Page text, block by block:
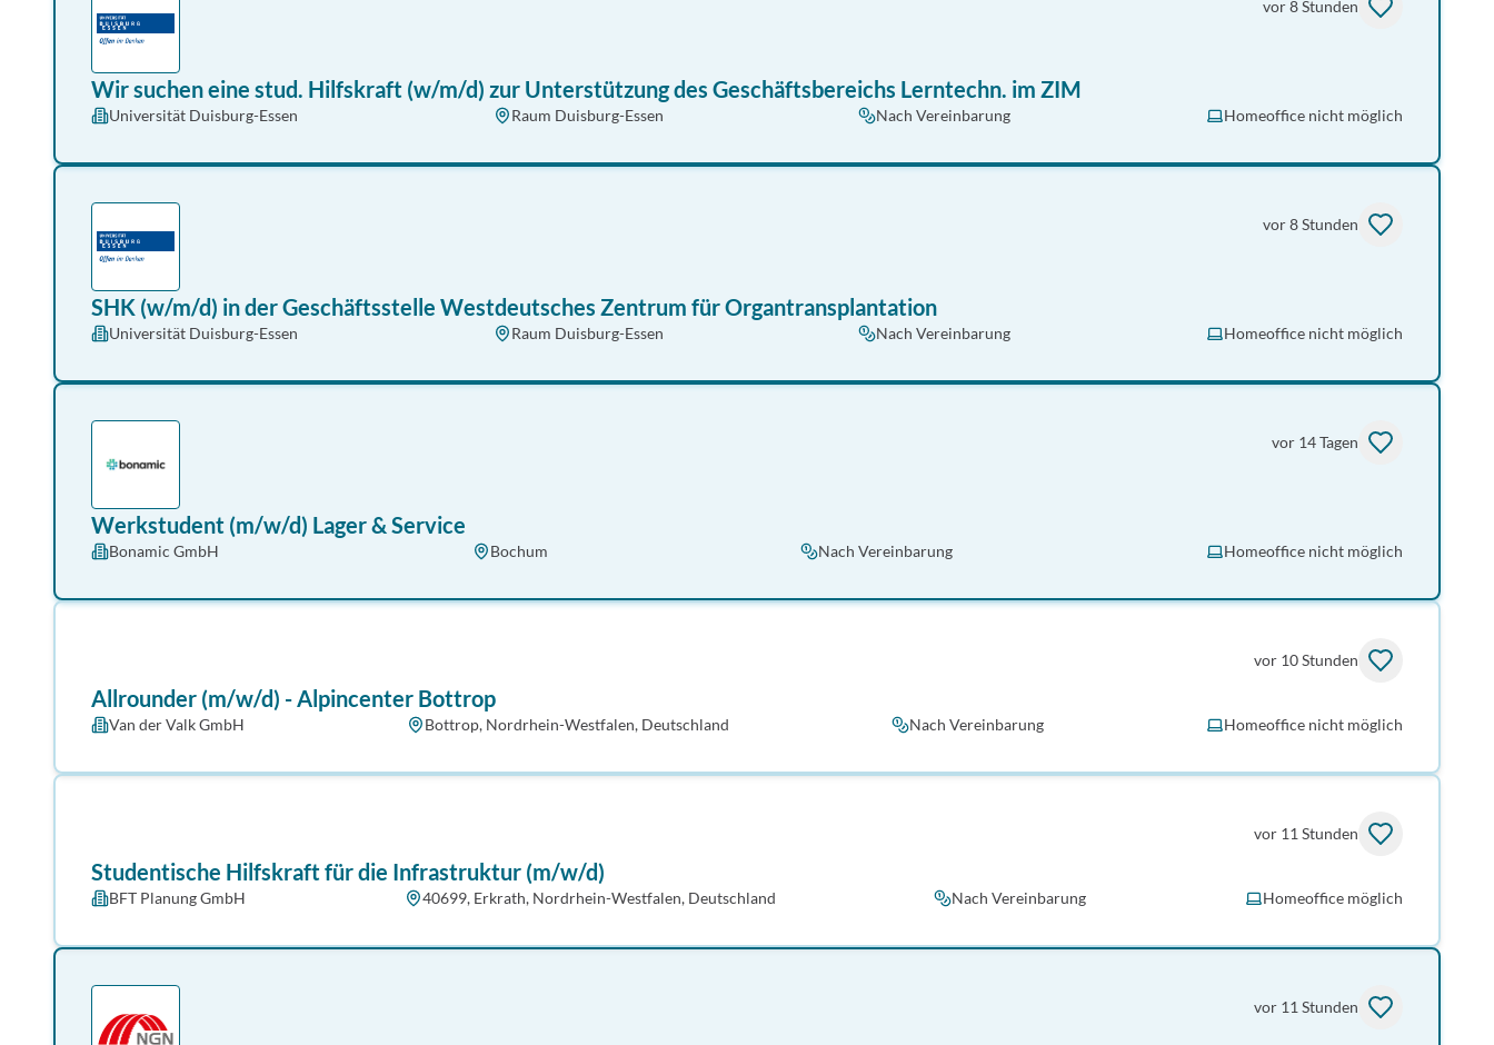
vor 8 Stunden
Wir suchen eine stud. Hilfskraft (w/m/d) zur Unterstützung des Geschäftsbereichs Lerntechn. im ZIM
Universität Duisburg-Essen Raum Duisburg-Essen Nach Vereinbarung Homeoffice nicht möglich
vor 8 Stunden
SHK (w/m/d) in der Geschäftsstelle Westdeutsches Zentrum für Organtransplantation
Universität Duisburg-Essen Raum Duisburg-Essen Nach Vereinbarung Homeoffice nicht möglich
vor 14 Tagen
Werkstudent (m/w/d) Lager & Service
Bonamic GmbH Bochum Nach Vereinbarung Homeoffice nicht möglich
vor 10 Stunden
Allrounder (m/w/d) - Alpincenter Bottrop
Van der Valk GmbH Bottrop, Nordrhein-Westfalen, Deutschland Nach Vereinbarung Homeoffice nicht möglich
vor 11 Stunden
Studentische Hilfskraft für die Infrastruktur (m/w/d)
BFT Planung GmbH 40699, Erkrath, Nordrhein-Westfalen, Deutschland Nach Vereinbarung Homeoffice möglich
vor 11 Stunden